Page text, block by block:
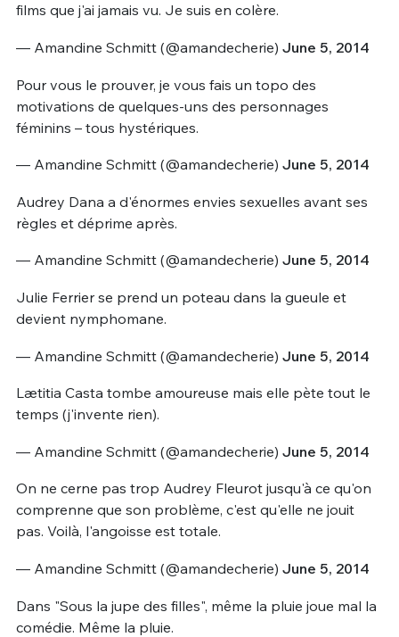
films que j'ai jamais vu. Je suis en colère.
— Amandine Schmitt (@amandecherie) June 5, 2014
Pour vous le prouver, je vous fais un topo des
motivations de quelques-uns des personnages
féminins – tous hystériques.
— Amandine Schmitt (@amandecherie) June 5, 2014
Audrey Dana a d'énormes envies sexuelles avant ses
règles et déprime après.
— Amandine Schmitt (@amandecherie) June 5, 2014
Julie Ferrier se prend un poteau dans la gueule et
devient nymphomane.
— Amandine Schmitt (@amandecherie) June 5, 2014
Lætitia Casta tombe amoureuse mais elle pète tout le
temps (j'invente rien).
— Amandine Schmitt (@amandecherie) June 5, 2014
On ne cerne pas trop Audrey Fleurot jusqu'à ce qu'on
comprenne que son problème, c'est qu'elle ne jouit
pas. Voilà, l'angoisse est totale.
— Amandine Schmitt (@amandecherie) June 5, 2014
Dans "Sous la jupe des filles", même la pluie joue mal la
comédie. Même la pluie.